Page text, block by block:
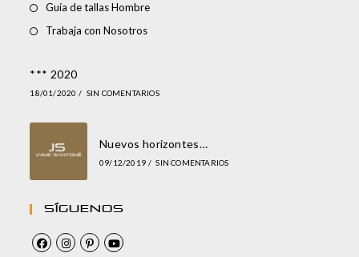
Guía de tallas Hombre
Trabaja con Nosotros
*** 2020
18/01/2020 / SIN COMENTARIOS
Nuevos horizontes…
09/12/2019 / SIN COMENTARIOS
Síguenos